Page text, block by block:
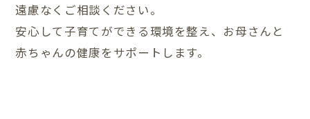
遠慮なくご相談ください。
安心して子育てができる環境を整え、お母さんと
赤ちゃんの健康をサポートします。